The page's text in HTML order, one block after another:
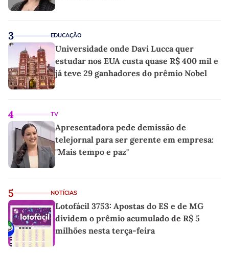
3 EDUCAÇÃO
Universidade onde Davi Lucca quer
estudar nos EUA custa quase R$ 400 mil e
já teve 29 ganhadores do prêmio Nobel
4 TV
Apresentadora pede demissão de
telejornal para ser gerente em empresa:
"Mais tempo e paz"
5 NOTÍCIAS
Lotofácil 3753: Apostas do ES e de MG
dividem o prêmio acumulado de R$ 5
milhões nesta terça-feira